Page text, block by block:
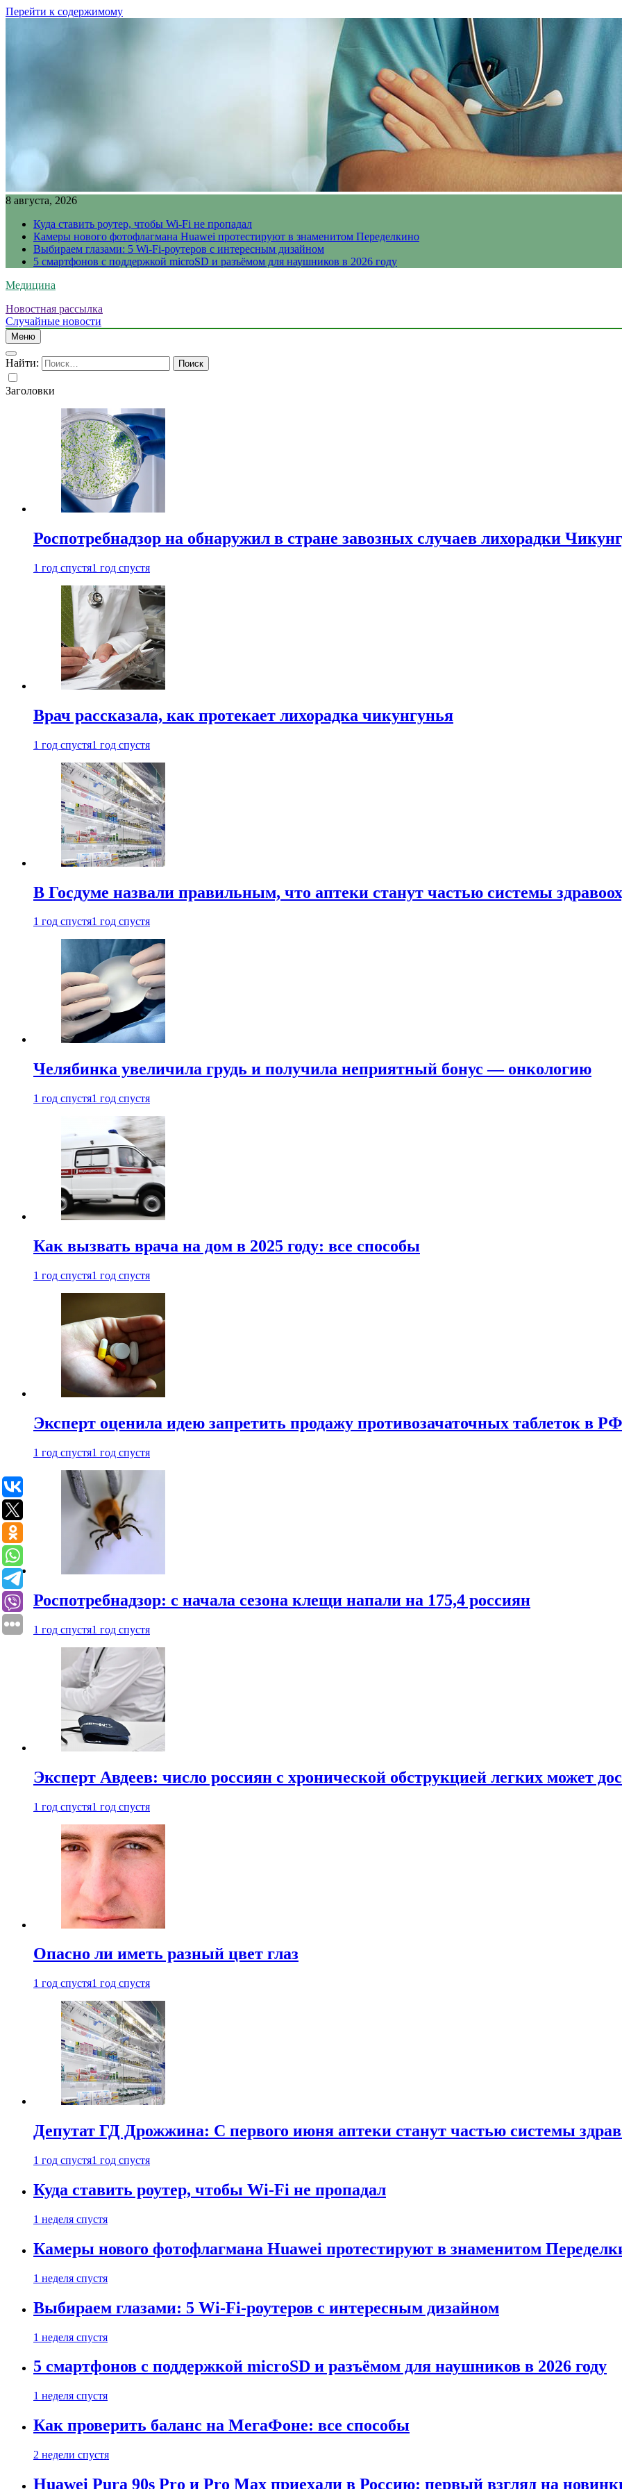
Перейти к содержимому
8 августа, 2026
Куда ставить роутер, чтобы Wi-Fi не пропадал
Камеры нового фотофлагмана Huawei протестируют в знаменитом Переделкино
Выбираем глазами: 5 Wi-Fi-роутеров с интересным дизайном
5 смартфонов с поддержкой microSD и разъёмом для наушников в 2026 году
Медицина
Новостная рассылка
Случайные новости
Меню
Найти:
Заголовки
Роспотребнадзор на обнаружил в стране завозных случаев лихорадки
1 год спустя1 год спустя
Врач рассказала, как протекает лихорадка чикунгунья
1 год спустя1 год спустя
В Госдуме назвали правильным, что аптеки станут частью системы
1 год спустя1 год спустя
Челябинка увеличила грудь и получила неприятный бонус — онкологию
1 год спустя1 год спустя
Как вызвать врача на дом в 2025 году: все способы
1 год спустя1 год спустя
Эксперт оценила идею запретить продажу противозачаточных таблеток в РФ
1 год спустя1 год спустя
Роспотребнадзор: с начала сезона клещи напали на 175,4 россиян
1 год спустя1 год спустя
Эксперт Авдеев: число россиян с хронической обструкцией легких может
1 год спустя1 год спустя
Опасно ли иметь разный цвет глаз
1 год спустя1 год спустя
Депутат ГД Дрожжина: С первого июня аптеки станут частью системы
1 год спустя1 год спустя
Куда ставить роутер, чтобы Wi-Fi не пропадал
1 неделя спустя
Камеры нового фотофлагмана Huawei протестируют в знаменитом
1 неделя спустя
Выбираем глазами: 5 Wi-Fi-роутеров с интересным дизайном
1 неделя спустя
5 смартфонов с поддержкой microSD и разъёмом для наушников в 2026 году
1 неделя спустя
Как проверить баланс на МегаФоне: все способы
2 недели спустя
Huawei Pura 90s Pro и Pro Max приехали в Россию: первый взгляд на